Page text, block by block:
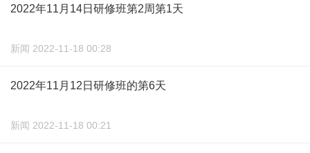
2022年11月14日研修班第2周第1天
新闻 2022-11-18 00:28
2022年11月12日研修班的第6天
新闻 2022-11-18 00:21